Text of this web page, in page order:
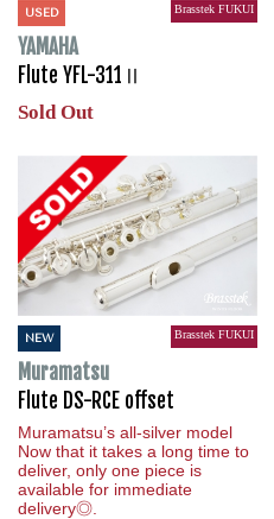
USED Brasstek FUKUI
YAMAHA
Flute YFL-311Ⅱ
Sold Out
NEW Brasstek FUKUI
Muramatsu
Flute DS-RCE offset
Muramatsu’s all-silver model
Now that it takes a long time to
deliver, only one piece is
available for immediate
delivery◎.